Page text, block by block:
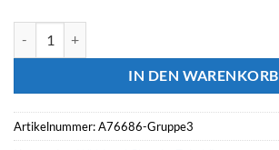
IN DEN WARENKORB
Artikelnummer:A76686-Gruppe3